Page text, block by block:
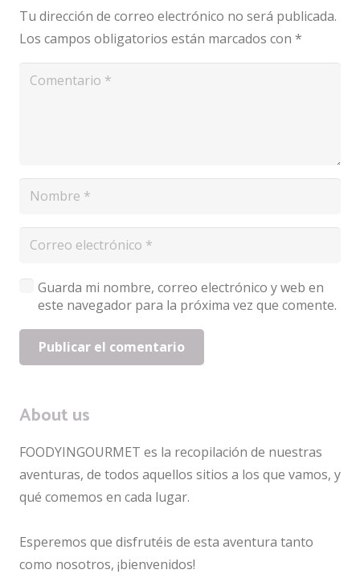
Tu dirección de correo electrónico no será publicada.
Los campos obligatorios están marcados con *
Guarda mi nombre, correo electrónico y web en
este navegador para la próxima vez que comente.
Publicar el comentario
About us
FOODYINGOURMET es la recopilación de nuestras
aventuras, de todos aquellos sitios a los que vamos, y
qué comemos en cada lugar.
Esperemos que disfrutéis de esta aventura tanto
como nosotros, ¡bienvenidos!